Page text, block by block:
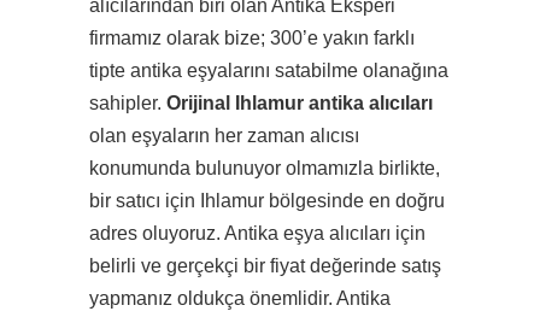
alıcılarından biri olan Antika Eksperi
firmamız olarak bize; 300’e yakın farklı
tipte antika eşyalarını satabilme olanağına
sahipler. Orijinal Ihlamur antika alıcıları
olan eşyaların her zaman alıcısı
konumunda bulunuyor olmamızla birlikte,
bir satıcı için Ihlamur bölgesinde en doğru
adres oluyoruz. Antika eşya alıcıları için
belirli ve gerçekçi bir fiyat değerinde satış
yapmanız oldukça önemlidir. Antika